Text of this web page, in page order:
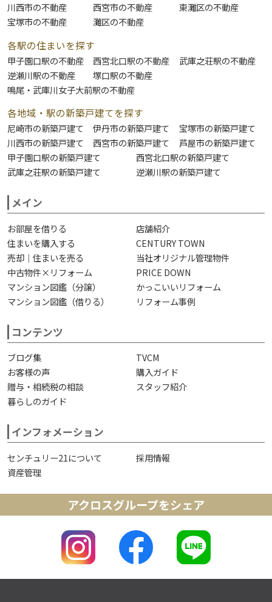
川西市の不動産
西宮市の不動産
東灘区の不動産
宝塚市の不動産
灘区の不動産
各駅の住まいを探す
甲子園口駅の不動産 西宮北口駅の不動産
武庫之荘駅の不動産
逆瀬川駅の不動産
塚口駅の不動産
鳴尾・武庫川女子大前駅の不動産
各地域・駅の新築戸建てを探す
尼崎市の新築戸建て 伊丹市の新築戸建て
宝塚市の新築戸建て
川西市の新築戸建て
西宮市の新築戸建て
芦屋市の新築戸建て
甲子園口駅の新築戸建て
西宮北口駅の新築戸建て
武庫之荘駅の新築戸建て
逆瀬川駅の新築戸建て
メイン
お部屋を借りる
店舗紹介
住まいを購入する
CENTURY TOWN
売却｜住まいを売る
当社オリジナル管理物件
中古物件×リフォーム
PRICE DOWN
マンション図鑑（分譲）
かっこいいリフォーム
マンション図鑑（借りる）
リフォーム事例
コンテンツ
ブログ集
TVCM
お客様の声
購入ガイド
贈与・相続税の相談
スタッフ紹介
暮らしのガイド
インフォメーション
センチュリー21について
採用情報
資産管理
アクロスグループをシェア